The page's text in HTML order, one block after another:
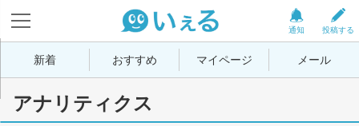
投稿する
通知
新着 おすすめ マイページ メール
アナリティクス